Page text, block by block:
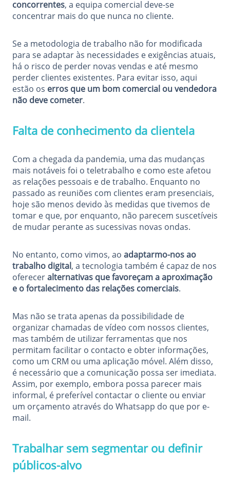
concorrentes, a equipa comercial deve-se
concentrar mais do que nunca no cliente.
Se a metodologia de trabalho não for modificada
para se adaptar às necessidades e exigências atuais,
há o risco de perder novas vendas e até mesmo
perder clientes existentes. Para evitar isso, aqui
estão os erros que um bom comercial ou vendedora
não deve cometer.
Falta de conhecimento da clientela
Com a chegada da pandemia, uma das mudanças
mais notáveis foi o teletrabalho e como este afetou
as relações pessoais e de trabalho. Enquanto no
passado as reuniões com clientes eram presenciais,
hoje são menos devido às medidas que tivemos de
tomar e que, por enquanto, não parecem suscetíveis
de mudar perante as sucessivas novas ondas.
No entanto, como vimos, ao adaptarmo-nos ao
trabalho digital, a tecnologia também é capaz de nos
ofereceralternativas que favoreçam a aproximação
e o fortalecimento das relações comerciais.
Mas não se trata apenas da possibilidade de
organizar chamadas de vídeo com nossos clientes,
mas também de utilizar ferramentas que nos
permitam facilitar o contacto e obter informações,
como um CRM ou uma aplicação móvel. Além disso,
é necessário que a comunicação possa ser imediata.
Assim, por exemplo, embora possa parecer mais
informal, é preferível contactar o cliente ou enviar
um orçamento através do Whatsapp do que por e-
mail.
Trabalhar sem segmentar ou definir
públicos-alvo